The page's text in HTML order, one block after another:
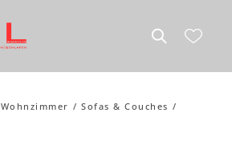
Wohnzimmer
Sofas & Couches